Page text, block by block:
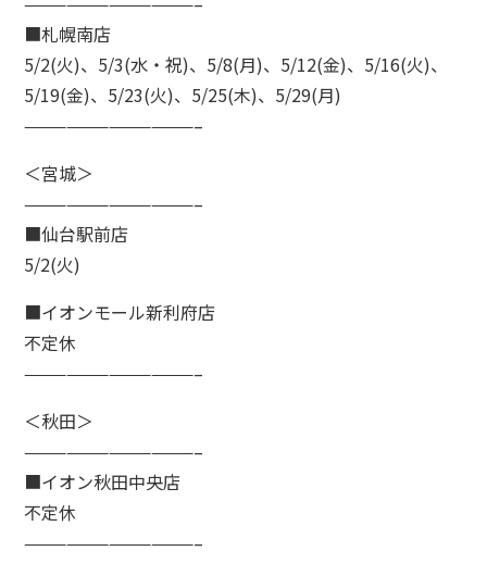
■札幌南店
5/2(火)、5/3(水・祝)、5/8(月)、5/12(金)、5/16(火)、
5/19(金)、5/23(火)、5/25(木)、5/29(月)
————————————–
＜宮城＞
————————————–
■仙台駅前店
5/2(火)
■イオンモール新利府店
不定休
————————————–
＜秋田＞
————————————–
■イオン秋田中央店
不定休
————————————–